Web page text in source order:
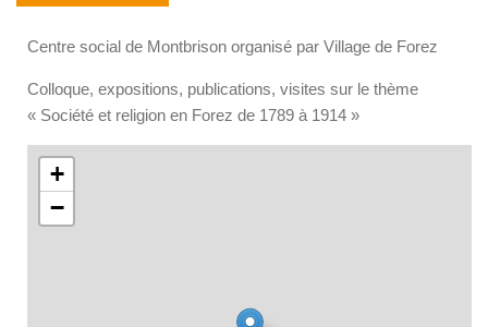
Centre social de Montbrison organisé par Village de Forez
Colloque, expositions, publications, visites sur le thème
« Société et religion en Forez de 1789 à 1914 »
+
−